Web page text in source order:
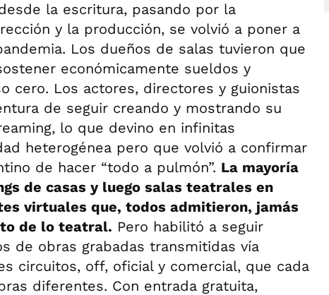
la escritura, pasando por la
y la producción, se volvió a poner a
Los dueños de salas tuvieron que
económicamente sueldos y
cero. Los actores, directores y guionistas
de seguir creando y mostrando su
lo que devino en infinitas
heterogénea pero que volvió a confirmar
de hacer “todo a pulmón”. La mayoría
de casas y luego salas teatrales en
virtuales que, todos admitieron, jamás
de lo teatral. Pero habilitó a seguir
de obras grabadas transmitidas vía
circuitos, off, oficial y comercial, que cada
diferentes. Con entrada gratuita,